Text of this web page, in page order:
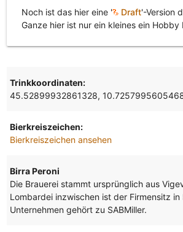
Noch ist das hier eine ' Draft'-Version
Ganze hier ist nur ein kleines ein Hobby
Trinkkoordinaten:
45.52899932861328,
Bierkreiszeichen:
Bierkreiszeichen ansehen
Birra Peroni
Die Brauerei stammt ursprünglich aus
Lombardei inzwischen ist der Firmensitz in
Unternehmen gehört zu SABMiller.